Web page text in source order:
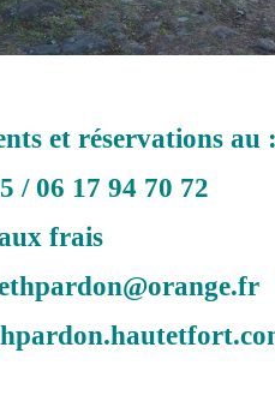
et réservations au
/ 06 17 94 70 72
frais